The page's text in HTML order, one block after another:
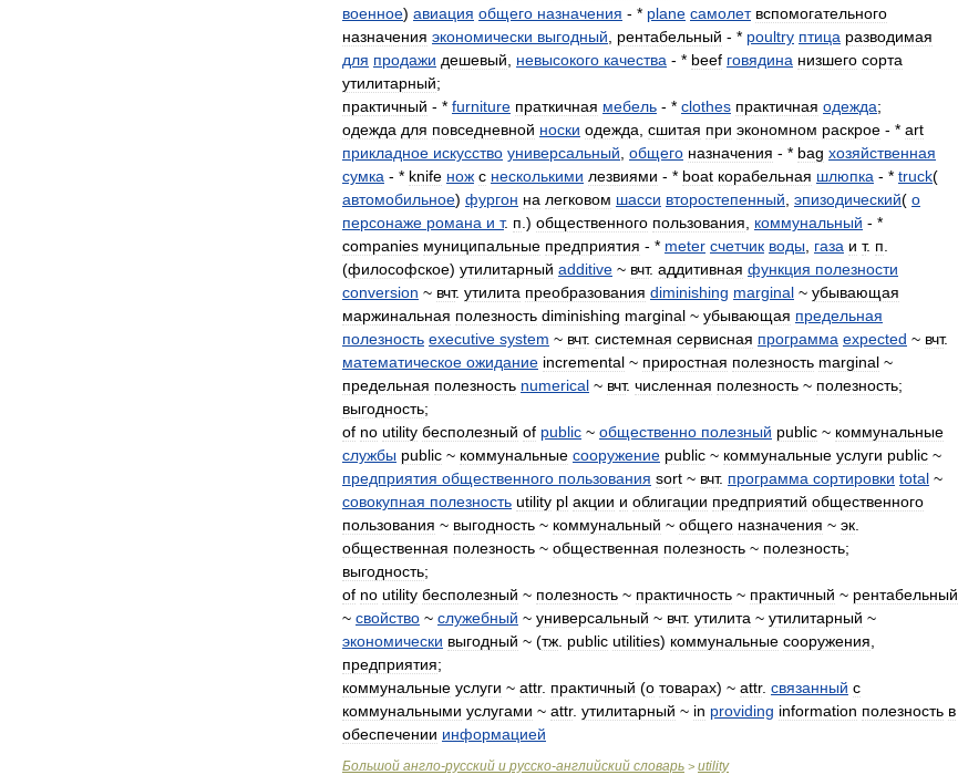
военное) авиация общего назначения - * plane самолет вспомогательного
назначения экономически выгодный рентабельный - * poultry птица разводимая
для продажи дешевый невысокого качества - * beef говядина низшего сорта
утилитарный;
практичный - * furniture праткичная мебель - * clothes практичная одежда;
одежда для повседневной носки одежда сшитая при экономном раскрое - * art
прикладное искусство универсальный общего назначения - * bag хозяйственная
сумка - * knife нож с несколькими лезвиями - * boat корабельная шлюпка - * truck(
автомобильное) фургон на легковом шасси второстепенный эпизодический( о
персонаже романа и т. п .) общественного пользования коммунальный - *
сompanies муниципальные предприятия - * meter счетчик воды газа и т. п
(философское) утилитарный additive ~ вчт. аддитивная функция полезности
conversion ~ вчт. утилита преобразования diminishing marginal ~ убывающая
маржинальная полезность diminishing marginal ~ убывающая предельная
полезность executive system ~ вчт. системная сервисная программа expected ~ вчт.
математическое ожидание incremental ~ приростная полезность marginal ~
предельная полезность numerical ~ вчт. численная полезность ~ полезность;
выгодность;
of no utility бесполезный of public ~ общественно полезный public ~ коммунальные
службы public ~ коммунальные сооружение public ~ коммунальные услуги public ~
предприятия общественного пользования sort ~ вчт. программа сортировки total ~
совокупная полезность utility pl акции и облигации предприятий общественного
пользования ~ выгодность ~ коммунальный ~ общего назначения ~ эк
общественная полезность ~ общественная полезность ~ полезность;
выгодность;
of no utility бесполезный ~ полезность ~ практичность ~ практичный ~ рентабельный
~ свойство ~ служебный ~ универсальный ~ вчт. утилита ~ утилитарный ~
экономически выгодный ~ (тж public utilities) коммунальные сооружения
предприятия;
коммунальные услуги ~ attr. практичный (о товарах) ~ attr. связанный с
коммунальными услугами ~ attr. утилитарный ~ in providing information полезность в
обеспечении информацией
Большой англо-русский и русско-английский словарь > utility